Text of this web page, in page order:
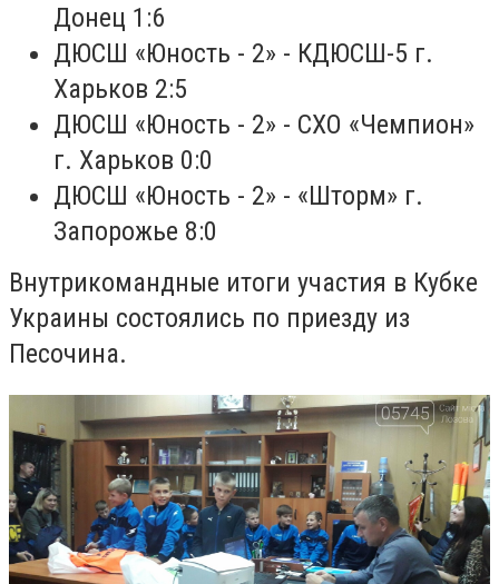
Донец 1:6
ДЮСШ «Юность - 2» - КДЮСШ-5 г.
Харьков 2:5
ДЮСШ «Юность - 2» - СХО «Чемпион»
г. Харьков 0:0
ДЮСШ «Юность - 2» - «Шторм» г.
Запорожье 8:0
Внутрикомандные итоги участия в Кубке
Украины состоялись по приезду из
Песочина.